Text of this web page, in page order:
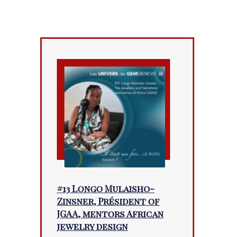
#13 Longo Mulaisho-
Zinsner, Président of
JGAA, mentors African
jewelry design